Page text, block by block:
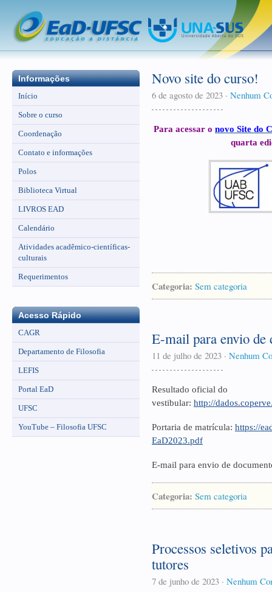
Informações
Início
Sobre o curso
Coordenação
Contato e informações
Polos
Biblioteca Virtual
LIVROS EAD
Calendário
Atividades acadêmico-científicas-
culturais
Requerimentos
Acesso Rápido
CAGR
Departamento de Filosofia
LEFIS
Portal EaD
UFSC
YouTube – Filosofia UFSC
Novo site do curso!
6 de agosto de 2023 · Nenhum
Para acessar o novo Site do
quarta
Categoria: Sem categoria
E-mail para envio de
11 de julho de 2023 · Nenhum
Resultado oficial do
vestibular: http://
Portaria de matrícula: https://
EaD2023.pdf
E-mail para envio de
Categoria: Sem categoria
Processos seletivos
tutores
7 de junho de 2023 · Nenhum